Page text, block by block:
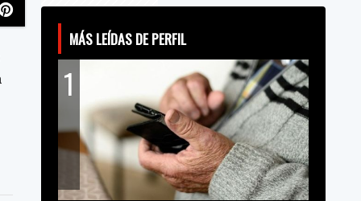
MÁS LEÍDAS DE PERFIL
1